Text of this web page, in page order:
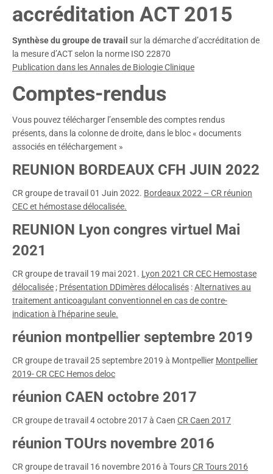
accréditation ACT 2015
Synthèse du groupe de travail sur la démarche d’accréditation de
la mesure d’ACT selon la norme ISO 22870
Publication dans les Annales de Biologie Clinique
Comptes-rendus
Vous pouvez télécharger l’ensemble des comptes rendus
présents, dans la colonne de droite, dans le bloc « documents
associés en téléchargement »
REUNION BORDEAUX CFH JUIN 2022
CR groupe de travail 01 Juin 2022. Bordeaux 2022 – CR réunion
CEC et hémostase délocalisée.
REUNION Lyon congres virtuel Mai
2021
CR groupe de travail 19 mai 2021. Lyon 2021 CR CEC Hemostase
délocalisée ; Présentation DDimères délocalisés :Alternatives au
traitement anticoagulant conventionnel en cas de contre-
indication à l’héparine seule.
réunion montpellier septembre 2019
CR groupe de travail 25 septembre 2019 à Montpellier Montpellier
2019- CR CEC Hemos deloc
réunion CAEN octobre 2017
CR groupe de travail 4 octobre 2017 à Caen CR Caen 2017
réunion TOUrs novembre 2016
CR groupe de travail 16 novembre 2016 à ToursCR Tours 2016